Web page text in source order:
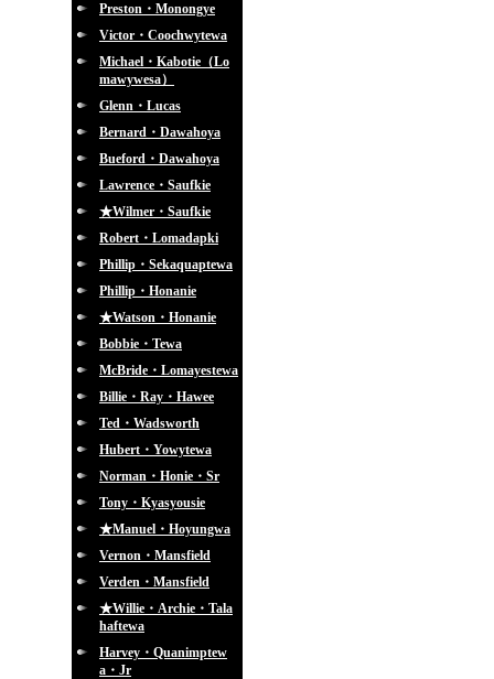
Preston・Monongye
Victor・Coochwytewa
Michael・Kabotie（Lo
mawywesa）
Glenn・Lucas
Bernard・Dawahoya
Bueford・Dawahoya
Lawrence・Saufkie
★Wilmer・Saufkie
Robert・Lomadapki
Phillip・Sekaquaptewa
Phillip・Honanie
★Watson・Honanie
Bobbie・Tewa
McBride・Lomayestewa
Billie・Ray・Hawee
Ted・Wadsworth
Hubert・Yowytewa
Norman・Honie・Sr
Tony・Kyasyousie
★Manuel・Hoyungwa
Vernon・Mansfield
Verden・Mansfield
★Willie・Archie・Tala
haftewa
Harvey・Quanimptew
a・Jr